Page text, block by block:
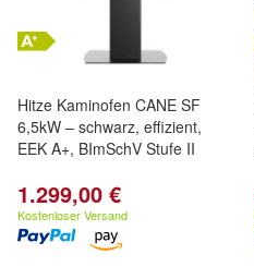
Hitze Kaminofen CANE SF
6,5kW – schwarz, effizient,
EEK A+, BImSchV Stufe II
1.299,00 €
Kostenloser Versand